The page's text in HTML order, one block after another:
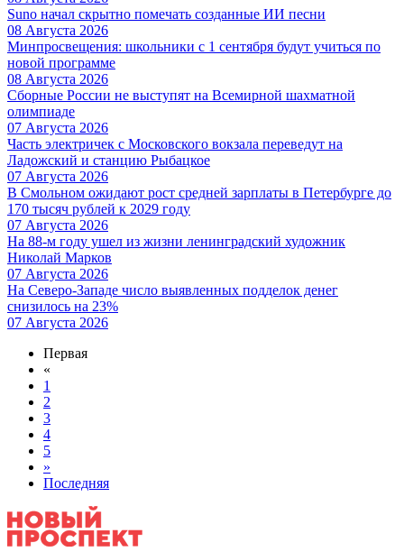
Suno начал скрытно помечать созданные ИИ песни
08 Августа 2026
Минпросвещения: школьники с 1 сентября будут учиться по
новой программе
08 Августа 2026
Сборные России не выступят на Всемирной шахматной
олимпиаде
07 Августа 2026
Часть электричек с Московского вокзала переведут на
Ладожский и станцию Рыбацкое
07 Августа 2026
В Смольном ожидают рост средней зарплаты в Петербурге до
170 тысяч рублей к 2029 году
07 Августа 2026
На 88-м году ушел из жизни ленинградский художник
Николай Марков
07 Августа 2026
На Северо-Западе число выявленных подделок денег
снизилось на 23%
07 Августа 2026
Первая
«
1
2
3
4
5
»
Последняя